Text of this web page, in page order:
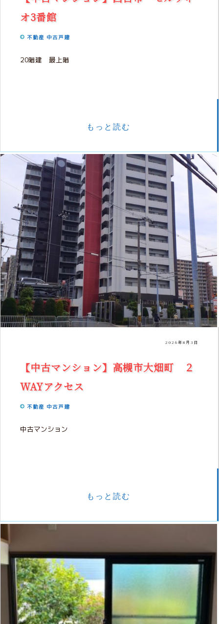
オ3番館
不動産 中古戸建
20階建 最上階
もっと読む
2026年8月3日
【中古マンション】高槻市大畑町 ２
WAYアクセス
不動産 中古戸建
中古マンション
もっと読む